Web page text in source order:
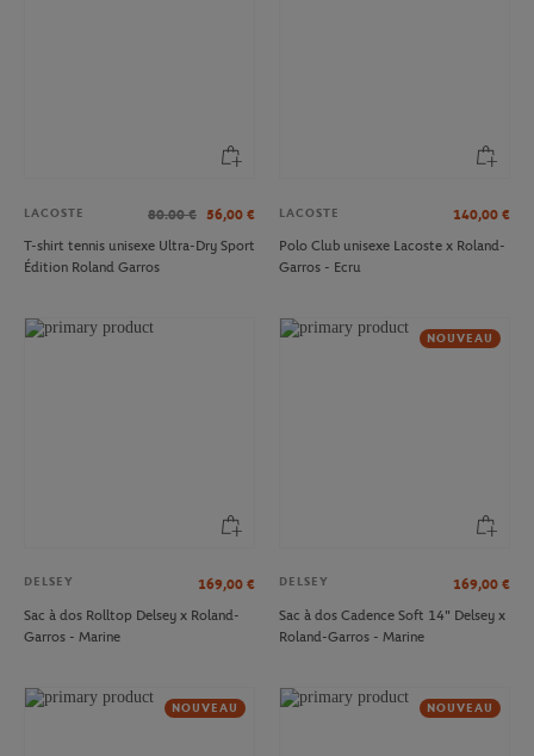
LACOSTE 80.00 € 56,00 €
T-shirt tennis unisexe Ultra-Dry Sport
Édition Roland Garros
LACOSTE 140,00 €
Polo Club unisexe Lacoste x Roland-
Garros - Ecru
DELSEY 169,00 €
Sac à dos Rolltop Delsey x Roland-
Garros - Marine
NOUVEAU
DELSEY 169,00 €
Sac à dos Cadence Soft 14" Delsey x
Roland-Garros - Marine
NOUVEAU NOUVEAU